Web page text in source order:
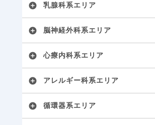
add_circle 乳腺科系エリア
add_circle 脳神経外科系エリア
add_circle 心療内科系エリア
add_circle アレルギー科系エリア
add_circle 循環器系エリア